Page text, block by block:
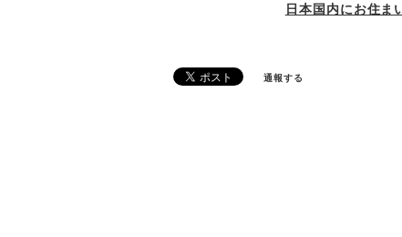
日本国内にお住ま
通報する